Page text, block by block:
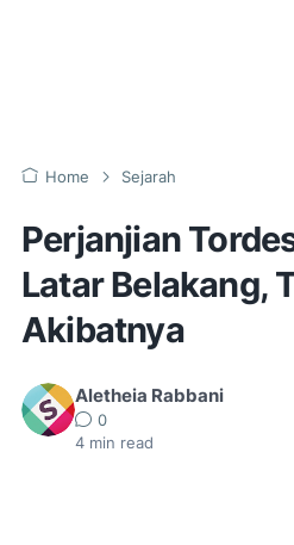
Home Sejarah
Perjanjian
Latar Belakang,
Akibatnya
Aletheia Rabbani
0
4 min read